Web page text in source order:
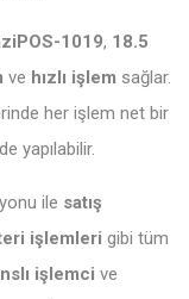
1019, 18.5
ve hızlı işlem sağlar.
her işlem net bir
yapılabilir.
ile satış
işlemleri gibi tüm
işlemci ve